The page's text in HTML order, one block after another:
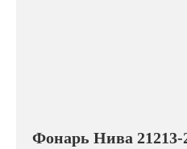
Фонарь Нива